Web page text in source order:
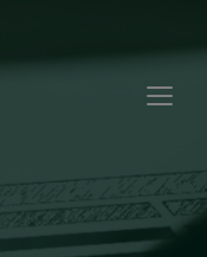
+382 20 40 30 20